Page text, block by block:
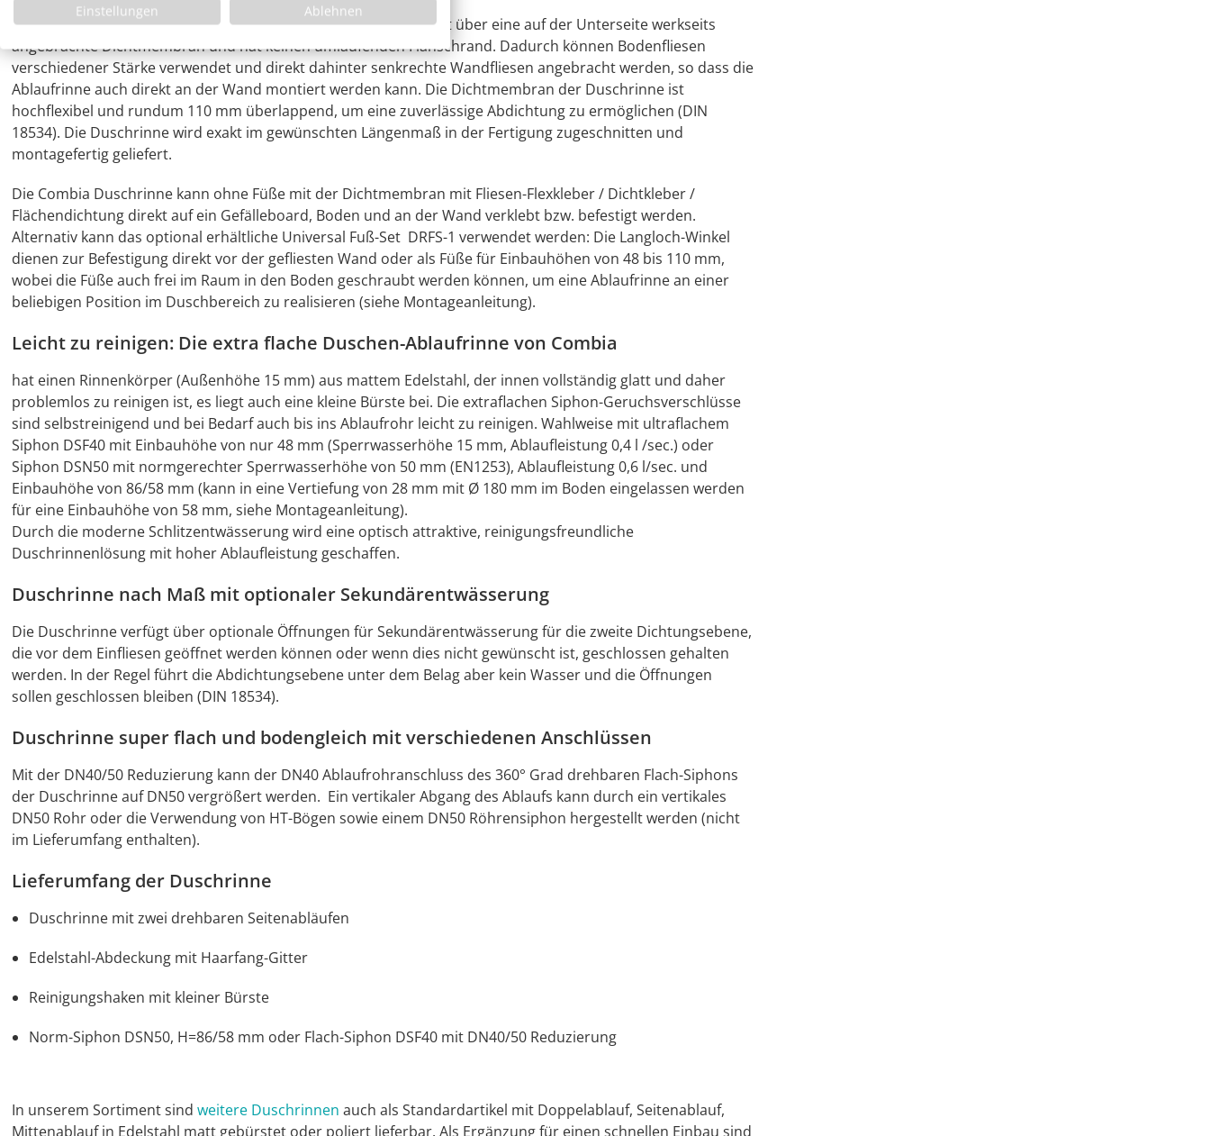
Die Duschrinne ist schnell und problemlos eingebaut. Sie verfügt über eine auf der Unterseite werkseits
angebrachte Dichtmembran und hat keinen umlaufenden Flanschrand. Dadurch können Bodenfliesen
verschiedener Stärke verwendet und direkt dahinter senkrechte Wandfliesen angebracht werden, so dass die
Ablaufrinne auch direkt an der Wand montiert werden kann. Die Dichtmembran der Duschrinne ist
hochflexibel und rundum 110 mm überlappend, um eine zuverlässige Abdichtung zu ermöglichen (DIN
18534). Die Duschrinne wird exakt im gewünschten Längenmaß in der Fertigung zugeschnitten und
montagefertig geliefert.
Die Combia Duschrinne kann ohne Füße mit der Dichtmembran mit Fliesen-Flexkleber / Dichtkleber /
Flächendichtung direkt auf ein Gefälleboard, Boden und an der Wand verklebt bzw. befestigt werden.
Alternativ kann das optional erhältliche Universal Fuß-Set DRFS-1 verwendet werden: Die Langloch-Winkel
dienen zur Befestigung direkt vor der gefliesten Wand oder als Füße für Einbauhöhen von 48 bis 110 mm,
wobei die Füße auch frei im Raum in den Boden geschraubt werden können, um eine Ablaufrinne an einer
beliebigen Position im Duschbereich zu realisieren (siehe Montageanleitung).
Leicht zu reinigen: Die extra flache Duschen-Ablaufrinne von Combia
hat einen Rinnenkörper (Außenhöhe 15 mm) aus mattem Edelstahl, der innen vollständig glatt und daher
problemlos zu reinigen ist, es liegt auch eine kleine Bürste bei. Die extraflachen Siphon-Geruchsverschlüsse
sind selbstreinigend und bei Bedarf auch bis ins Ablaufrohr leicht zu reinigen. Wahlweise mit ultraflachem
Siphon DSF40 mit Einbauhöhe von nur 48 mm (Sperrwasserhöhe 15 mm, Ablaufleistung 0,4 l /sec.) oder
Siphon DSN50 mit normgerechter Sperrwasserhöhe von 50 mm (EN1253), Ablaufleistung 0,6 l/sec. und
Einbauhöhe von 86/58 mm (kann in eine Vertiefung von 28 mm mit Ø 180 mm im Boden eingelassen werden
für eine Einbauhöhe von 58 mm, siehe Montageanleitung).
Durch die moderne Schlitzentwässerung wird eine optisch attraktive, reinigungsfreundliche
Duschrinnenlösung mit hoher Ablaufleistung geschaffen.
Duschrinne nach Maß mit optionaler Sekundärentwässerung
Die Duschrinne verfügt über optionale Öffnungen für Sekundärentwässerung für die zweite Dichtungsebene,
die vor dem Einfliesen geöffnet werden können oder wenn dies nicht gewünscht ist, geschlossen gehalten
werden. In der Regel führt die Abdichtungsebene unter dem Belag aber kein Wasser und die Öffnungen
sollen geschlossen bleiben (DIN 18534).
Duschrinne super flach und bodengleich mit verschiedenen Anschlüssen
Mit der DN40/50 Reduzierung kann der DN40 Ablaufrohranschluss des 360° Grad drehbaren Flach-Siphons
der Duschrinne auf DN50 vergrößert werden. Ein vertikaler Abgang des Ablaufs kann durch ein vertikales
DN50 Rohr oder die Verwendung von HT-Bögen sowie einem DN50 Röhrensiphon hergestellt werden (nicht
im Lieferumfang enthalten).
Lieferumfang der Duschrinne
Duschrinne mit zwei drehbaren Seitenabläufen
Edelstahl-Abdeckung mit Haarfang-Gitter
Reinigungshaken mit kleiner Bürste
Norm-Siphon DSN50, H=86/58 mm oder Flach-Siphon DSF40 mit DN40/50 Reduzierung
In unserem Sortiment sind weitere Duschrinnen auch als Standardartikel mit Doppelablauf, Seitenablauf,
Mittenablauf in Edelstahl matt gebürstet oder poliert lieferbar. Als Ergänzung für einen schnellen Einbau sind
Einstellungen
Ablehnen